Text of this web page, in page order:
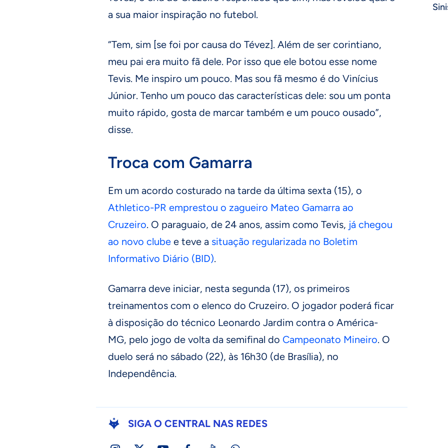
a sua maior inspiração no futebol.
“Tem, sim [se foi por causa do Tévez]. Além de ser corintiano,
meu pai era muito fã dele. Por isso que ele botou esse nome
Tevis. Me inspiro um pouco. Mas sou fã mesmo é do Vinícius
Júnior. Tenho um pouco das características dele: sou um ponta
muito rápido, gosta de marcar também e um pouco ousado”,
disse.
Troca com Gamarra
Em um acordo costurado na tarde da última sexta (15), o
Athletico-PR emprestou o zagueiro Mateo Gamarra ao
Cruzeiro. O paraguaio, de 24 anos, assim como Tevis, já chegou
ao novo clube e teve a situação regularizada no Boletim
Informativo Diário (BID).
Gamarra deve iniciar, nesta segunda (17), os primeiros
treinamentos com o elenco do Cruzeiro. O jogador poderá ficar
à disposição do técnico Leonardo Jardim contra o América-
MG, pelo jogo de volta da semifinal do Campeonato Mineiro. O
duelo será no sábado (22), às 16h30 (de Brasília), no
Independência.
SIGA O CENTRAL NAS REDES